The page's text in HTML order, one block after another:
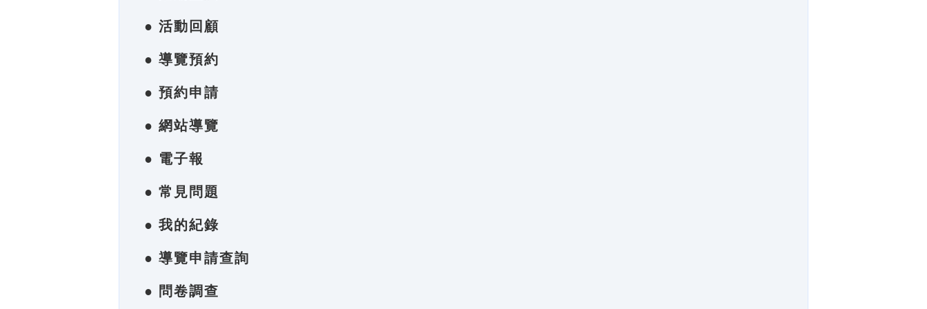
● 活動回顧
● 導覽預約
● 預約申請
● 網站導覽
● 電子報
● 常見問題
● 我的紀錄
● 導覽申請查詢
● 問卷調查